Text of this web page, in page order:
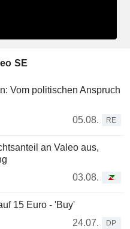
SE
Vom politischen Anspruch
05.08.
RE
an Valeo aus,
03.08.
15 Euro - 'Buy'
24.07.
DP